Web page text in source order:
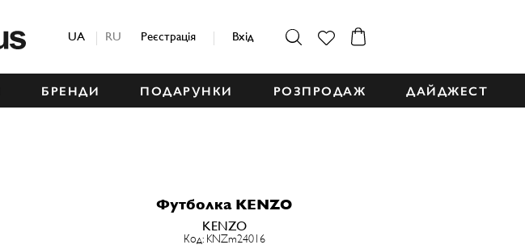
UA RU Реєстрація Вхід
БРЕНДИ ПОДАРУНКИ РОЗПРОДАЖ ДАЙДЖЕСТ
Футболка KENZO
KENZO
Код: KNZm24016